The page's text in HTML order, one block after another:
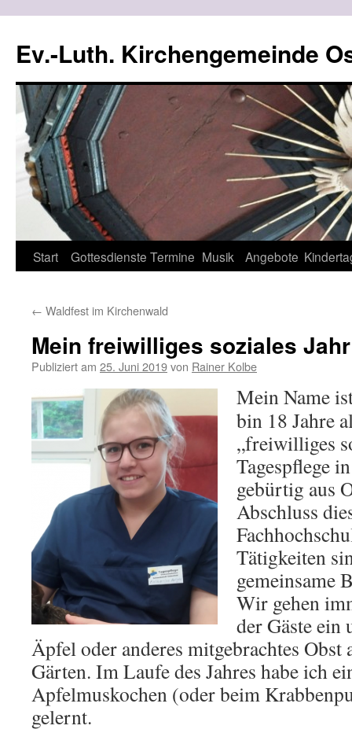
Ev.-Luth. Kirchengemeinde
Zum
springen
Start Gottesdienste Termine Musik Angebote
← Waldfest im Kirchenwald
Mein freiwilliges soziales Jahr
Publiziert am 25. Juni 2019von Rainer Kolbe
Mein Name
bin 18 Jahre
„freiwilliges
Tagespflege
gebürtig aus
Abschluss
Tätigkeiten
gemeinsame
Wir gehen
der Gäste ein
Äpfel oder anderes mitgebrachtes Obst
Gärten. Im Laufe des Jahres habe ich
Apfelmuskochen (oder beim
gelernt.